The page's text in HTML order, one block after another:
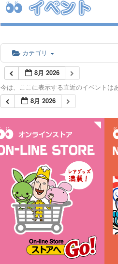
カテゴリ
8月 2026
今は、ここに表示する直近のイベントは
8月 2026